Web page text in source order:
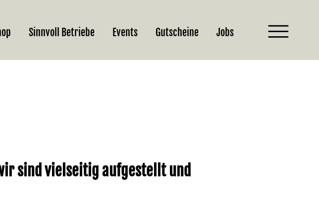
Sinnvoll Betriebe Events Gutscheine Jobs
sind vielseitig aufgestellt und